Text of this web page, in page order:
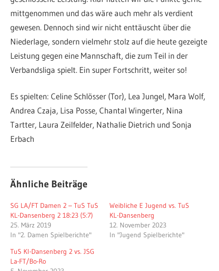
mittgenommen und das wäre auch mehr als verdient
gewesen. Dennoch sind wir nicht enttäuscht über die
Niederlage, sondern vielmehr stolz auf die heute gezeigte
Leistung gegen eine Mannschaft, die zum Teil in der
Verbandsliga spielt. Ein super Fortschritt, weiter so!
Es spielten: Celine Schlösser (Tor), Lea Jungel, Mara Wolf,
Andrea Czaja, Lisa Posse, Chantal Wingerter, Nina
Tartter, Laura Zeilfelder, Nathalie Dietrich und Sonja
Erbach
Ähnliche Beiträge
SG LA/FT Damen 2 – TuS TuS
KL-Dansenberg 2 18:23 (5:7)
25. März 2019
In "2. Damen Spielberichte"
Weibliche E Jugend vs. TuS
KL-Dansenberg
12. November 2023
In "Jugend Spielberichte"
TuS Kl-Dansenberg 2 vs. JSG
La-FT/Bo-Ro